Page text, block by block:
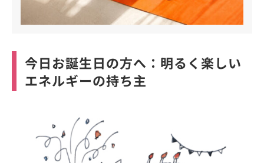
今日お誕生日の方へ：明るく楽しい
エネルギーの持ち主